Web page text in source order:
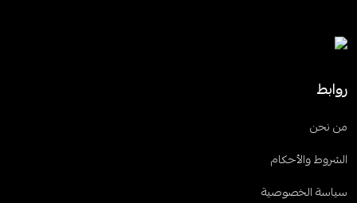
روابط
من نحن
الشروط والأحكام
سياسة الخصوصية